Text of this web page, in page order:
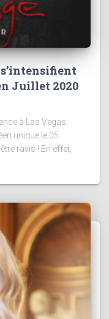
Juillet 2020
à Las Vegas
unique le 05
ravis ! En effet,